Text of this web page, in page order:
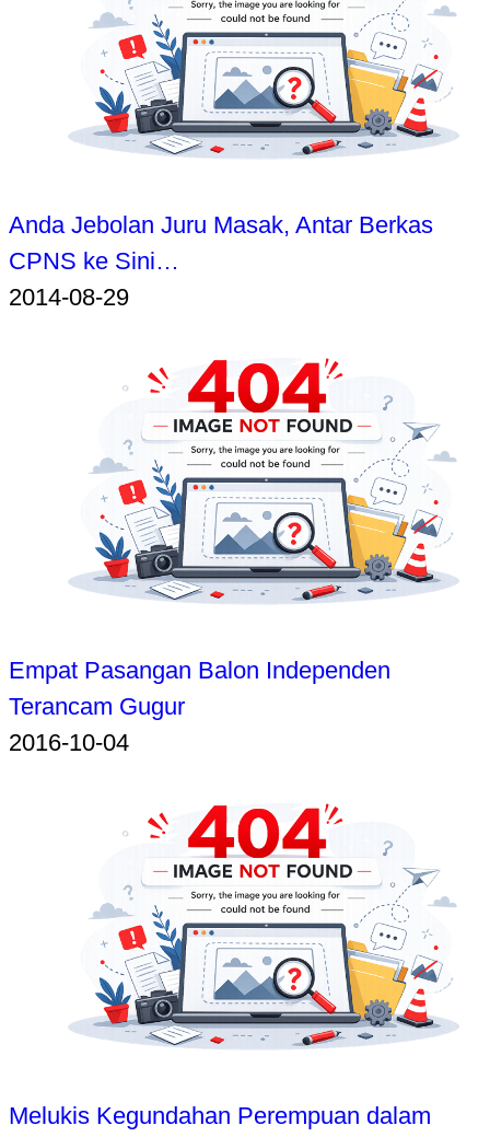
Anda Jebolan Juru Masak, Antar Berkas
CPNS ke Sini…
2014-08-29
Empat Pasangan Balon Independen
Terancam Gugur
2016-10-04
Melukis Kegundahan Perempuan dalam